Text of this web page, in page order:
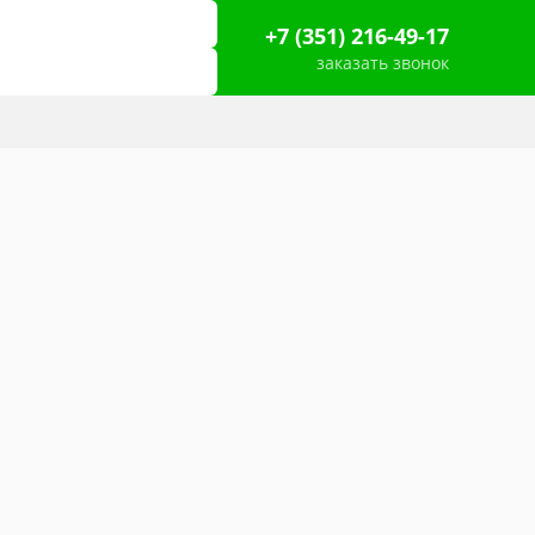
+7 (351) 216-49-17
заказать звонок